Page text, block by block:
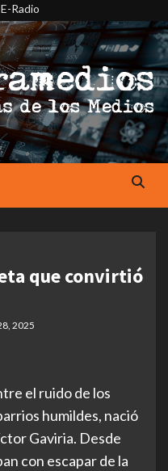
Radio
que convirtió
2025
el ruido de los
humildes, nació
Gaviria. Desde
con escapar de la